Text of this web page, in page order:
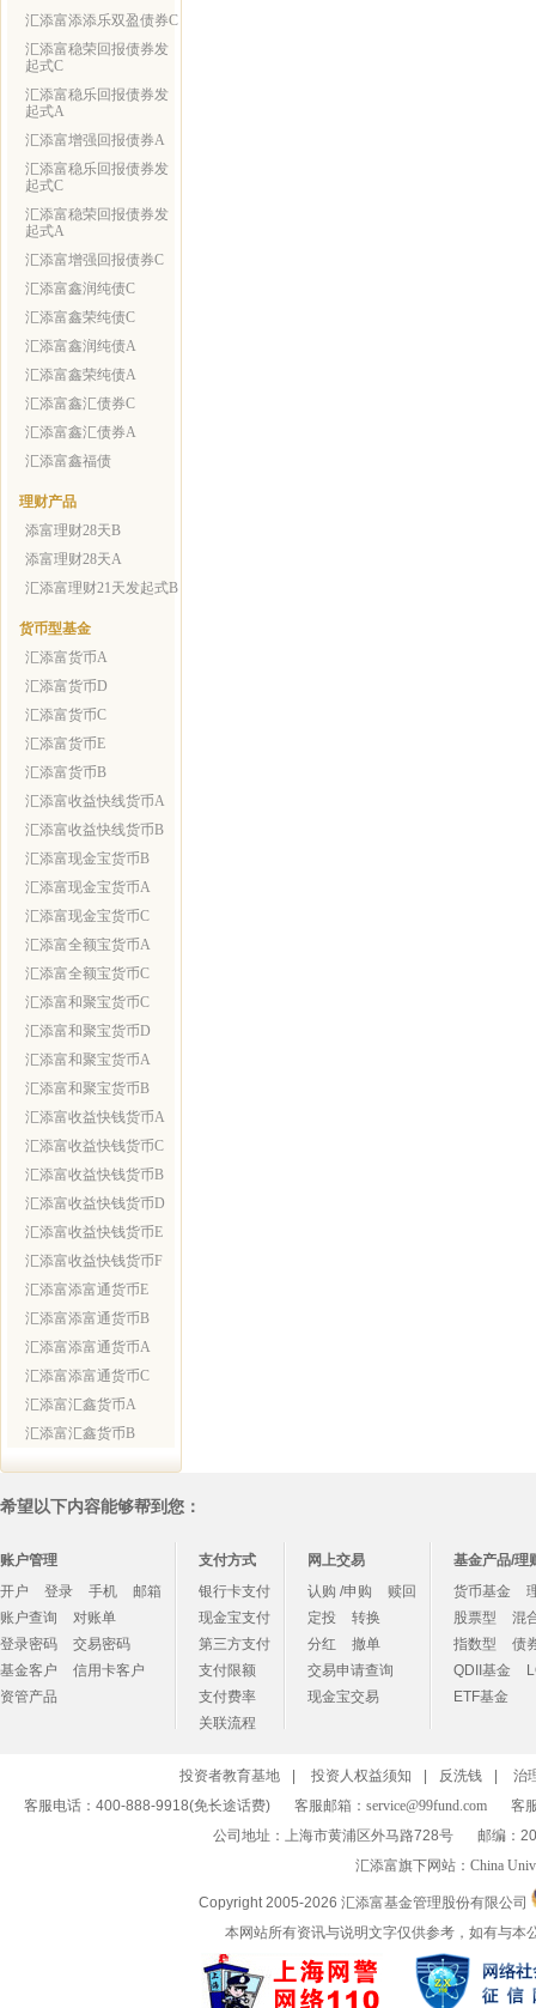
汇添富添添乐双盈债券C
汇添富稳荣回报债券发
起式C
汇添富稳乐回报债券发
起式A
汇添富增强回报债券A
汇添富稳乐回报债券发
起式C
汇添富稳荣回报债券发
起式A
汇添富增强回报债券C
汇添富鑫润纯债C
汇添富鑫荣纯债C
汇添富鑫润纯债A
汇添富鑫荣纯债A
汇添富鑫汇债券C
汇添富鑫汇债券A
汇添富鑫福债
理财产品
添富理财28天B
添富理财28天A
汇添富理财21天发起式B
货币型基金
汇添富货币A
汇添富货币D
汇添富货币C
汇添富货币E
汇添富货币B
汇添富收益快线货币A
汇添富收益快线货币B
汇添富现金宝货币B
汇添富现金宝货币A
汇添富现金宝货币C
汇添富全额宝货币A
汇添富全额宝货币C
汇添富和聚宝货币C
汇添富和聚宝货币D
汇添富和聚宝货币A
汇添富和聚宝货币B
汇添富收益快钱货币A
汇添富收益快钱货币C
汇添富收益快钱货币B
汇添富收益快钱货币D
汇添富收益快钱货币E
汇添富收益快钱货币F
汇添富添富通货币E
汇添富添富通货币B
汇添富添富通货币A
汇添富添富通货币C
汇添富汇鑫货币A
汇添富汇鑫货币B
希望以下内容能够帮到您：
账户管理
开户
登录 手机
邮箱
账户查询
对账单
登录密码
交易密码
基金客户
信用卡客户
资管产品
支付方式
银行卡支付
现金宝支付
第三方支付
支付限额
支付费率
关联流程
网上交易
认购 /申购
赎回
定投
转换
分红
撤单
交易申请查询
现金宝交易
基金产品/理
货币基金
股票型
混
指数型
债
QDII基金
ETF基金
投资者教育基地 投资人权益须知 反洗钱
治
客服电话：400-888-9918(免长途话费)
客服邮箱： service@99fund.com
客
公司地址：上海市黄浦区外马路728号
邮编：
汇添富旗下网站： China
Copyright 2005-2026 汇添富基金管理股份有限公司
本网站所有资讯与说明文字仅供参考，如有与本